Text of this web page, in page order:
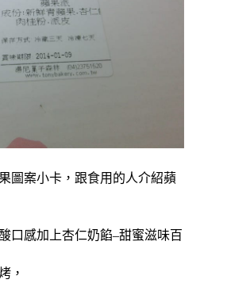
圖案小卡，跟食用的人介紹蘋
口感加上杏仁奶餡–甜蜜滋味百
，